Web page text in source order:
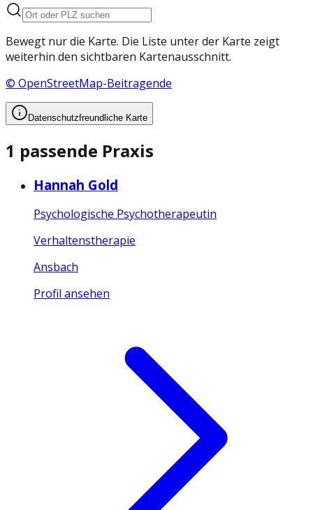
Bewegt nur die Karte. Die Liste unter der Karte zeigt
weiterhin den sichtbaren Kartenausschnitt.
© OpenStreetMap-Beitragende
Datenschutzfreundliche Karte
1 passende Praxis
Hannah Gold
Psychologische Psychotherapeutin
Verhaltenstherapie
Ansbach
Profil ansehen